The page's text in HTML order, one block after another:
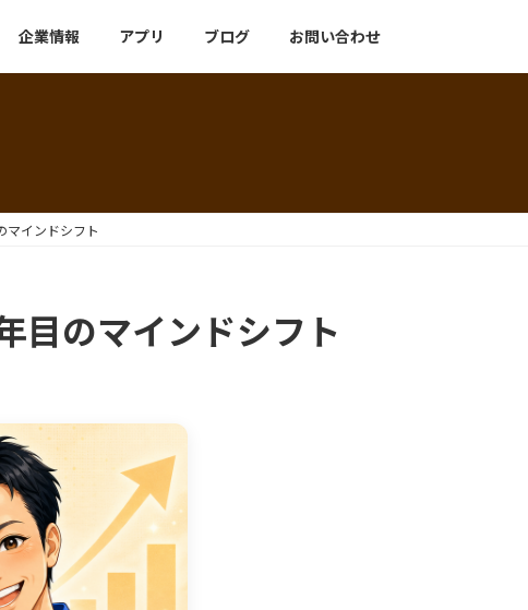
企業情報 アプリ ブログ お問い合わせ
マインドシフト
目のマインドシフト